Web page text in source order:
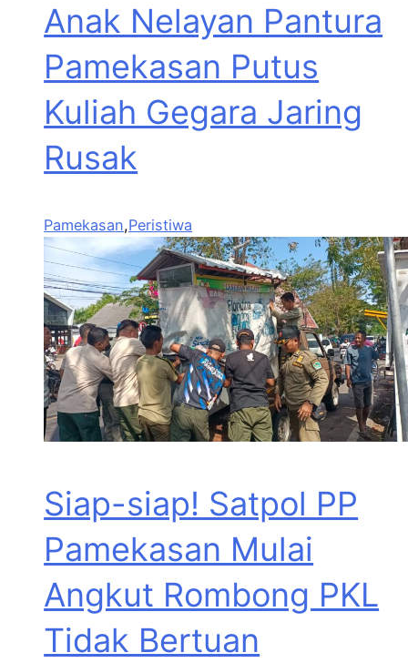
Anak Nelayan Pantura
Pamekasan Putus
Kuliah Gegara Jaring
Rusak
Pamekasan,Peristiwa
Siap-siap! Satpol PP
Pamekasan Mulai
Angkut Rombong PKL
Tidak Bertuan